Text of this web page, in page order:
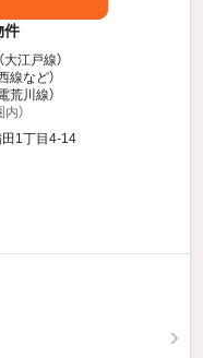
件
大江戸線）
線など）
荒川線）
）
1丁目4-14